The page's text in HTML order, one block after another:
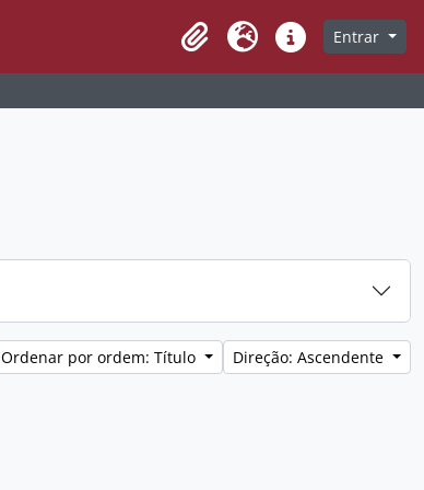
Clipboard
Idioma Ligações rápidas
Entrar
Ordenar por ordem: Título Direção: Ascendente